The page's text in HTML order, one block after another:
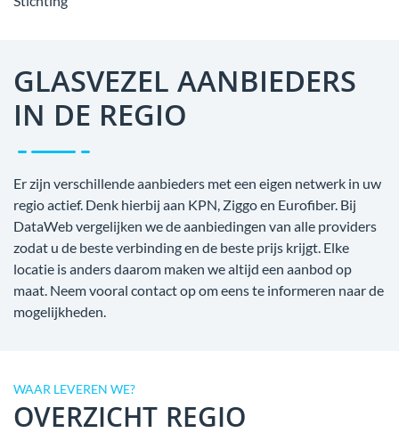
GLASVEZEL AANBIEDERS
IN DE REGIO
Er zijn verschillende aanbieders met een eigen netwerk in uw
regio actief. Denk hierbij aan KPN, Ziggo en Eurofiber. Bij
DataWeb vergelijken we de aanbiedingen van alle providers
zodat u de beste verbinding en de beste prijs krijgt. Elke
locatie is anders daarom maken we altijd een aanbod op
maat. Neem vooral contact op om eens te informeren naar de
mogelijkheden.
WAAR LEVEREN WE?
OVERZICHT REGIO